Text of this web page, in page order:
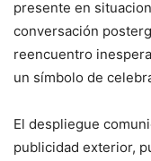
presente en
conversación
reencuentro
un símbolo de
El despliegue
publicidad exterior,